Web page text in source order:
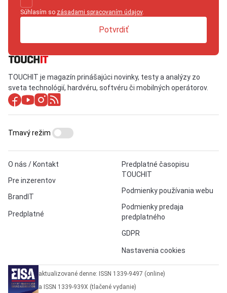
Súhlasím so zásadami spracovaním údajov.
Potvrdiť
TOUCHIT je magazín prinášajúci novinky, testy a analýzy zo
sveta technológií, hardvéru, softvéru či mobilných operátorov.
O nás / Kontakt
Pre inzerentov
BrandIT
Predplatné
Predplatné časopisu
TOUCHIT
Podmienky používania webu
Podmienky predaja
predplatného
GDPR
Nastavenia cookies
Tmavý režim
aktualizované denne: ISSN 1339-9497 (online)
a ISSN 1339-939X (tlačené vydanie)